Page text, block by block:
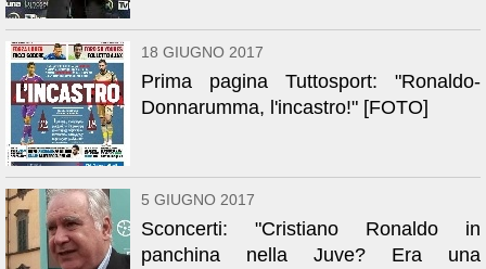
18 GIUGNO 2017
Prima pagina Tuttosport: "Ronaldo-
Donnarumma, l'incastro!" [FOTO]
5 GIUGNO 2017
Sconcerti: "Cristiano Ronaldo in
panchina nella Juve? Era una